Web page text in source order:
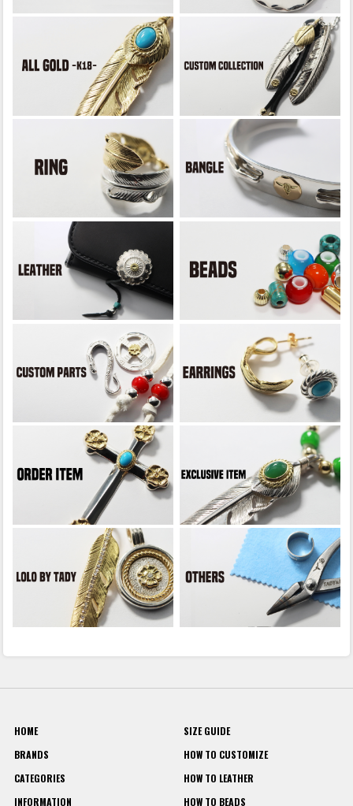
HOME
BRANDS
CATEGORIES
INFORMATION
SIZE GUIDE
HOW TO CUSTOMIZE
HOW TO LEATHER
HOW TO BEADS